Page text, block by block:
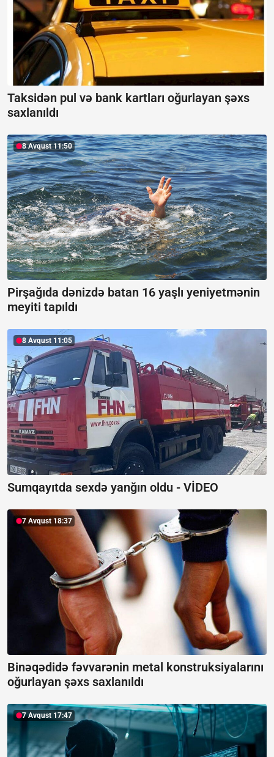
Taksidən pul və bank kartları oğurlayan şəxs
saxlanıldı
8 Avqust 11:50
Pirşağıda dənizdə batan 16 yaşlı yeniyetmənin
meyiti tapıldı
8 Avqust 11:05
Sumqayıtda sexdə yanğın oldu - VİDEO
7 Avqust 18:37
Binəqədidə fəvvarənin metal konstruksiyalarını
oğurlayan şəxs saxlanıldı
7 Avqust 17:47